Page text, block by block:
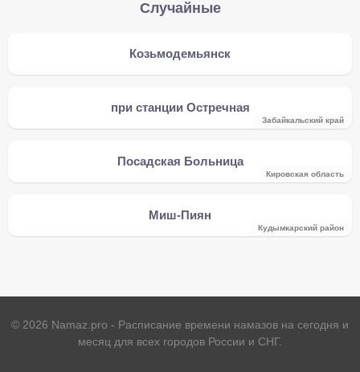
Случайные
Козьмодемьянск
при станции Остречная
Забайкальский край
Посадская Больница
Кировская область
Миш-Пиян
Кудымкарский район
© 2026 Namaz.pro - Расписание времени намазов на сегодня и
месяц для всех городов России и СНГ.